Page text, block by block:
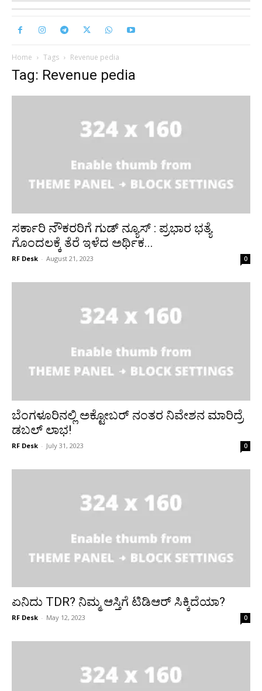
Home Tags Revenue pedia
Tag: Revenue pedia
ಸರ್ಕಾರಿ ನೌಕರರಿಗೆ ಗುಡ್ ನ್ಯೂಸ್ : ಪ್ರಭಾರ ಭತ್ಯೆ
ಗೊಂದಲಕ್ಕೆ ತೆರೆ ಇಳೆದ ಅರ್ಥಿಕ...
RF Desk - August 21, 2023 0
ಬೆಂಗಳೂರಿನಲ್ಲಿ ಅಕ್ಟೋಬರ್ ನಂತರ ನಿವೇಶನ ಮಾರಿದ್ರೆ
ಡಬಲ್ ಲಾಭ!
RF Desk - July 31, 2023 0
ಏನಿದು TDR? ನಿಮ್ಮ ಆಸ್ತಿಗೆ ಟಿಡಿಆರ್ ಸಿಕ್ಕಿದೆಯಾ?
RF Desk - May 12, 2023 0